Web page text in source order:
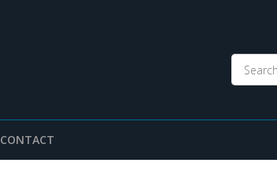
CONTACT